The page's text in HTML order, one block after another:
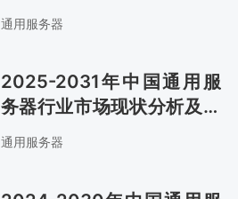
场趋势预测报告
通用服务器
2025-2031年中国通用服
务器行业市场现状分析及发
展战略咨询报告
通用服务器